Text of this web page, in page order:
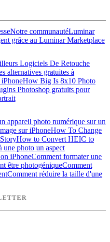
Notre communautéLuminar
grâce au Luminar Marketplace
Logiciels De Retouche
alternatives gratuites à
How Big Is 8x10 Photo
Photoshop gratuits pour
appareil photo numérique sur un
sur iPhoneHow To Change
How to Convert HEIC to
une photo un aspect
iPhoneComment formater une
être photogéniqueComment
Comment réduire la taille d'une